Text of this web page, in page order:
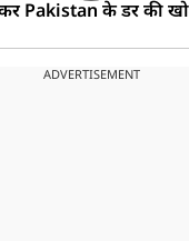
Pakistan के डर की
ADVERTISEMENT